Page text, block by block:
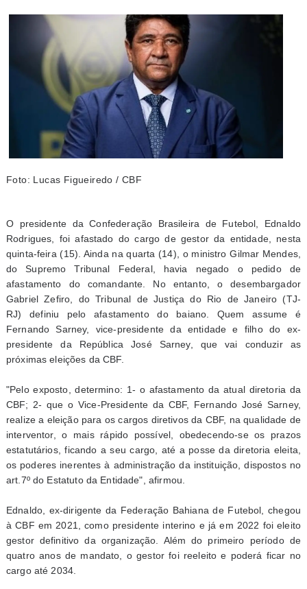
Foto: Lucas Figueiredo / CBF
O presidente da Confederação Brasileira de Futebol, Ednaldo
Rodrigues, foi afastado do cargo de gestor da entidade, nesta
quinta-feira (15). Ainda na quarta (14), o ministro Gilmar Mendes,
do Supremo Tribunal Federal, havia negado o pedido de
afastamento do comandante. No entanto, o desembargador
Gabriel Zefiro, do Tribunal de Justiça do Rio de Janeiro (TJ-
RJ) definiu pelo afastamento do baiano. Quem assume é
Fernando Sarney, vice-presidente da entidade e filho do ex-
presidente da República José Sarney, que vai conduzir as
próximas eleições da CBF.
"Pelo exposto, determino: 1- o afastamento da atual diretoria da
CBF; 2- que o Vice-Presidente da CBF, Fernando José Sarney,
realize a eleição para os cargos diretivos da CBF, na qualidade de
interventor, o mais rápido possível, obedecendo-se os prazos
estatutários, ficando a seu cargo, até a posse da diretoria eleita,
os poderes inerentes à administração da instituição, dispostos no
art.7º do Estatuto da Entidade", afirmou.
Ednaldo, ex-dirigente da Federação Bahiana de Futebol, chegou
à CBF em 2021, como presidente interino e já em 2022 foi eleito
gestor definitivo da organização. Além do primeiro período de
quatro anos de mandato, o gestor foi reeleito e poderá ficar no
cargo até 2034.